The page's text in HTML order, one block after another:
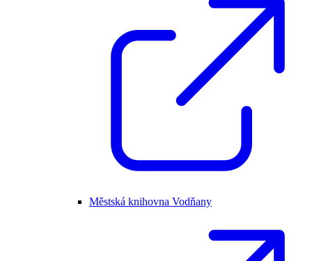
Městská knihovna Vodňany